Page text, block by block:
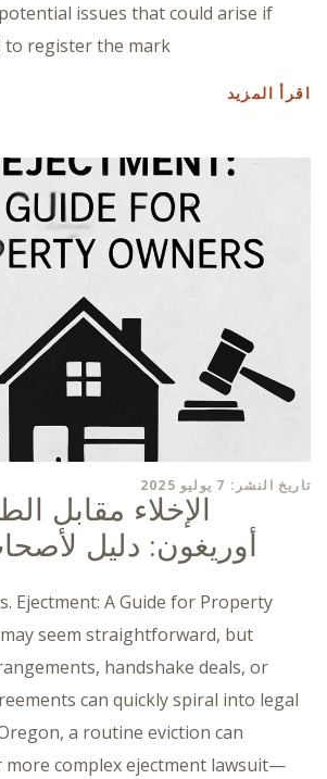
issues that could arise if
register the mark,
اقرأ المزيد
تاريخ النشر: 7 يوليو 2025
الإخلاء مقابل
أوريغون: دليل
Ejectment: A Guide for Property
seem straightforward, but
handshake deals, or
can quickly spiral into legal
a routine eviction can
more complex ejectment lawsuit—